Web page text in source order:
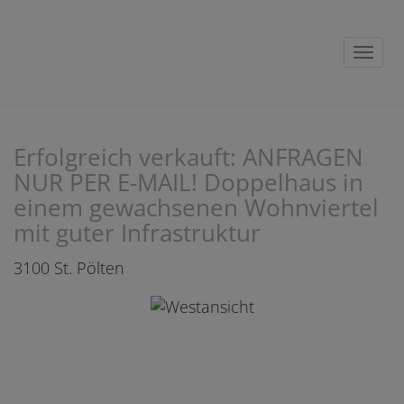
Erfolgreich verkauft: ANFRAGEN
NUR PER E-MAIL! Doppelhaus in
einem gewachsenen Wohnviertel
mit guter Infrastruktur
3100 St. Pölten